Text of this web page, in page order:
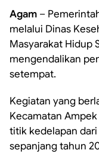
Agam –
melalui Dinas
Masyarakat Hidup
mengendalikan
setempat.
Kegiatan yang
Kecamatan Ampek
titik kedelapan
sepanjang tahun